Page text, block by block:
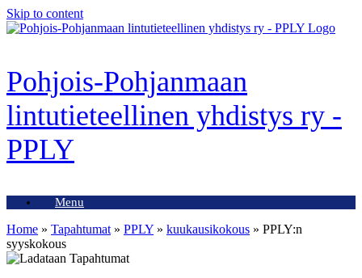
Skip to content
Pohjois-Pohjanmaan
lintutieteellinen yhdistys ry -
PPLY
Menu
Home » Tapahtumat » PPLY » kuukausikokous » PPLY:n
syyskokous